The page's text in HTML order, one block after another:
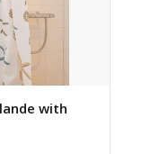
with